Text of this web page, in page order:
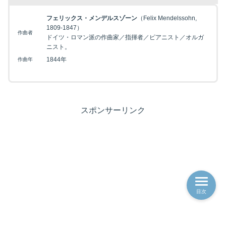
作曲者
フェリックス・メンデルスゾーン（Felix Mendelssohn,
1809-1847）
ドイツ・ロマン派の作曲家／指揮者／ピアニスト／オルガ
ニスト。
作曲年 1844年
スポンサーリンク
目次